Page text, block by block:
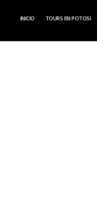
INICIO TOURS EN POTOSI